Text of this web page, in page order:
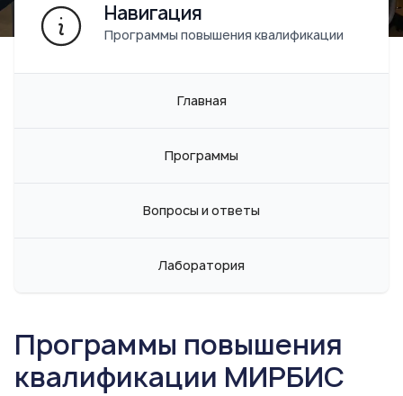
Навигация
Программы повышения квалификации
Главная
Программы
Вопросы и ответы
Лаборатория
Программы повышения
квалификации МИРБИС